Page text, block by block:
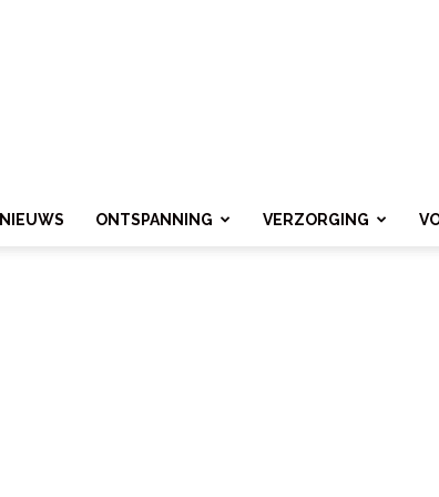
NIEUWS ONTSPANNING VERZORGING